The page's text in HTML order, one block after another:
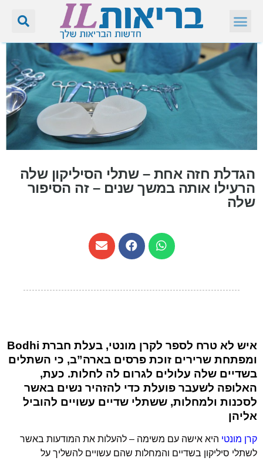
הגדלת חזה אחת – שתלי הסיליקון שלה
הרעילו אותה במשך שנים – זה הסיפור
שלה
איש לא טרח לספר לקרן מונטי, בעלת חברת Bodhi
ומפתחת שרירים זוכת פרסים בארה”ב, כי השתלים
בשדיים שלה עלולים לגרום לה לחלות. כעת,
האלופה לשעבר פועלת כדי להזהיר נשים באשר
לסכנות ולמחלות, ששתלי שדיים עשויים להוביל
אליהן
קרן מונטי היא אישה עם משימה – להעלות את המודעות באשר
לשתלי סיליקון בשדיים והמחלות שהם עשויים להשליך על